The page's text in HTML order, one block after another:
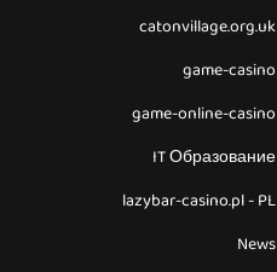
catonvillage.org.uk
game-casino
game-online-casino
IT Образование
lazybar-casino.pl - PL
News